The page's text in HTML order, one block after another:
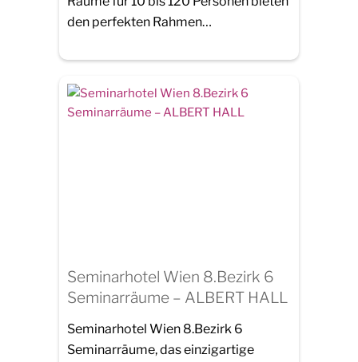
den perfekten Rahmen…
Seminarhotel Wien 8.Bezirk 6
Seminarräume – ALBERT HALL
Seminarhotel Wien 8.Bezirk 6
Seminarräume, das einzigartige